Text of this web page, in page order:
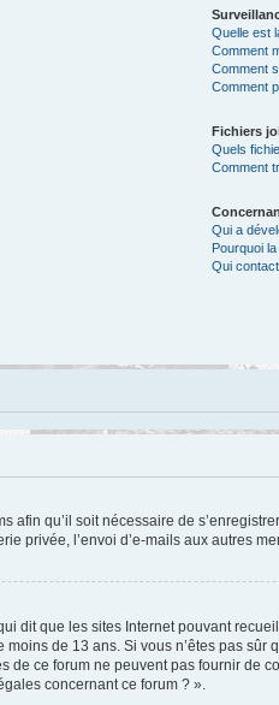
Quelle est
Comment
Comment
Comment
Fichiers
Quels
Comment
Qui a
Pourquoi
Qui
qu’il soit nécessaire de
l’envoi d’e-mails aux autres
dit que les sites Internet pouvant
de 13 ans. Si vous n’êtes pas
ce forum ne peuvent pas fournir de
concernant ce forum ? ».